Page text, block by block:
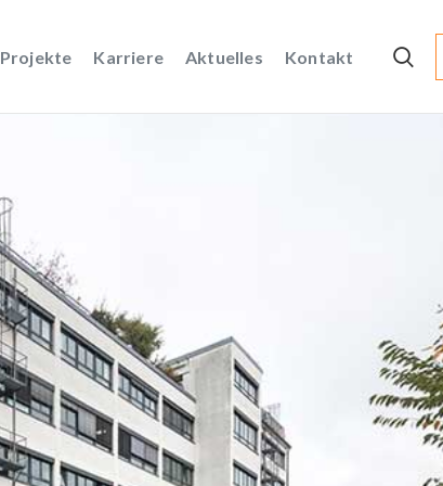
Projekte Karriere Aktuelles Kontakt